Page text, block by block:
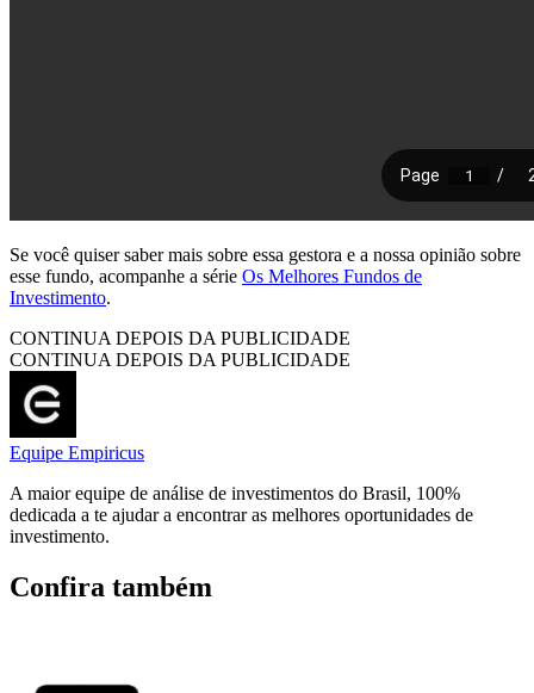
Se você quiser saber mais sobre essa gestora e a nossa opinião sobre
esse fundo, acompanhe a série Os Melhores Fundos de
Investimento.
CONTINUA DEPOIS DA PUBLICIDADE
CONTINUA DEPOIS DA PUBLICIDADE
Equipe Empiricus
A maior equipe de análise de investimentos do Brasil, 100%
dedicada a te ajudar a encontrar as melhores oportunidades de
investimento.
Confira também